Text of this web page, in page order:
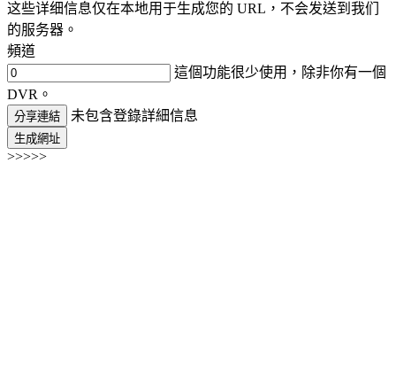
这些详细信息仅在本地用于生成您的 URL，不会发送到我们
的服务器。
頻道
這個功能很少使用，除非你有一個
DVR。
分享連結 未包含登錄詳細信息
生成網址
>>>>>